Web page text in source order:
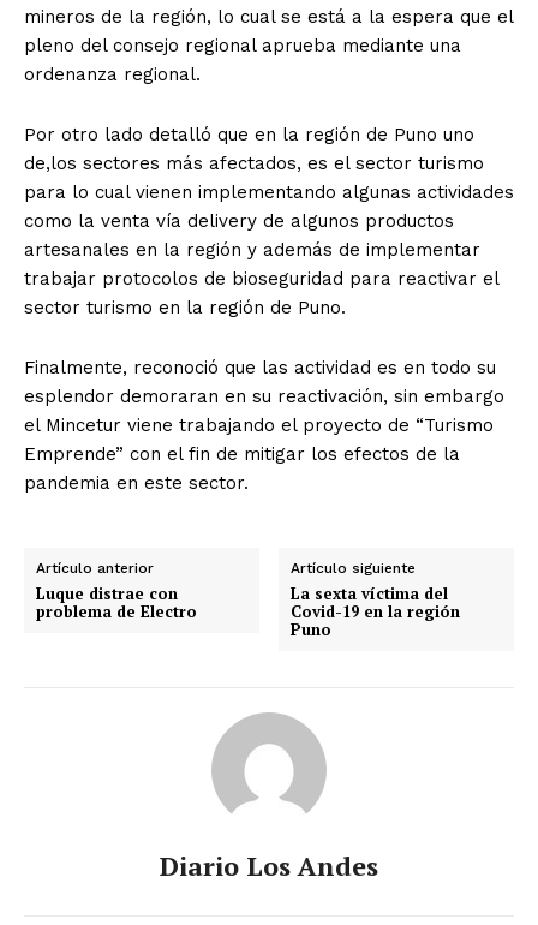
mineros de la región, lo cual se está a la espera que el
pleno del consejo regional aprueba mediante una
ordenanza regional.
Por otro lado detalló que en la región de Puno uno
de,los sectores más afectados, es el sector turismo
para lo cual vienen implementando algunas actividades
como la venta vía delivery de algunos productos
artesanales en la región y además de implementar
trabajar protocolos de bioseguridad para reactivar el
sector turismo en la región de Puno.
Finalmente, reconoció que las actividad es en todo su
esplendor demoraran en su reactivación, sin embargo
el Mincetur viene trabajando el proyecto de “Turismo
Emprende” con el fin de mitigar los efectos de la
pandemia en este sector.
Artículo anterior
Luque distrae con
problema de Electro
Artículo siguiente
La sexta víctima del
Covid-19 en la región
Puno
Diario Los Andes